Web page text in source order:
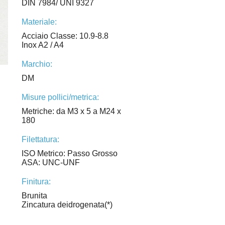
DIN 7984/ UNI 9327
Materiale:
Acciaio Classe: 10.9-8.8
Inox A2 / A4
Marchio:
DM
Misure pollici/metrica:
Metriche: da M3 x 5 a M24 x
180
Filettatura:
ISO Metrico: Passo Grosso
ASA: UNC-UNF
Finitura:
Brunita
Zincatura deidrogenata(*)